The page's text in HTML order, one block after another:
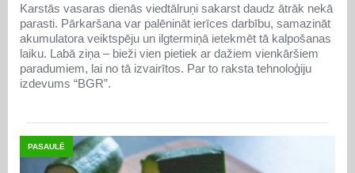
Karstās vasaras dienās viedtālruņi sakarst daudz ātrāk nekā
parasti. Pārkaršana var palēnināt ierīces darbību, samazināt
akumulatora veiktspēju un ilgtermiņā ietekmēt tā kalpošanas
laiku. Labā ziņa – bieži vien pietiek ar dažiem vienkāršiem
paradumiem, lai no tā izvairītos. Par to raksta tehnoloģiju
izdevums “BGR”.
PASAULĒ